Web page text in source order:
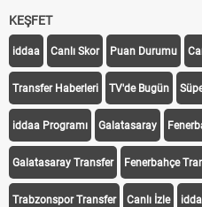
KEŞFET
iddaa Canlı Skor Puan Durumu
Transfer Haberleri TV'de Bugün
iddaa Programı Galatasaray
Galatasaray Transfer Fenerbahçe
Trabzonspor Transfer Canlı İzle